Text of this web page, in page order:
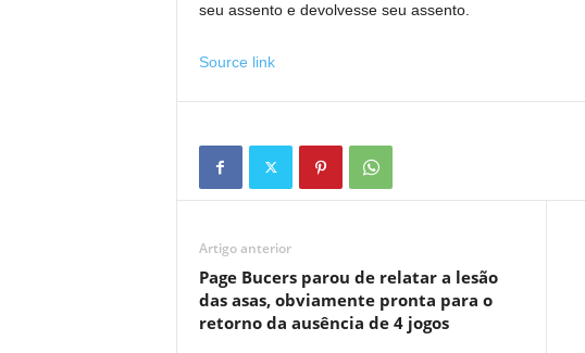
seu assento e devolvesse seu assento.
Source link
Artigo anterior
Page Bucers parou de relatar a lesão
das asas, obviamente pronta para o
retorno da ausência de 4 jogos